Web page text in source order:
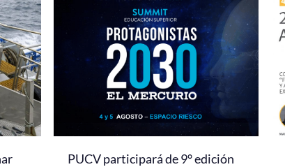
PUCV participará de 9° edición